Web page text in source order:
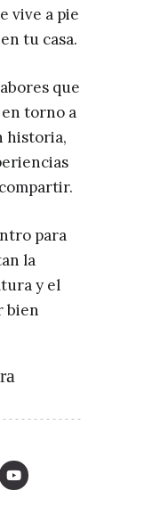
vive a pie
tu casa.
que
torno a
historia,
para
la
y el
bien